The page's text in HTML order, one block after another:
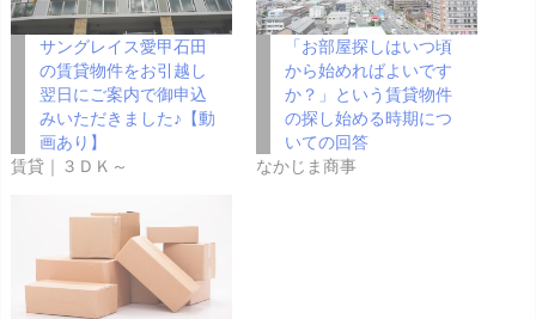
サングレイス愛甲石田
の賃貸物件をお引越し
翌日にご案内で御申込
みいただきました♪【動
画あり】
賃貸｜３ＤＫ～
「お部屋探しはいつ頃
から始めればよいです
か？」という賃貸物件
の探し始める時期につ
いての回答
なかじま商事